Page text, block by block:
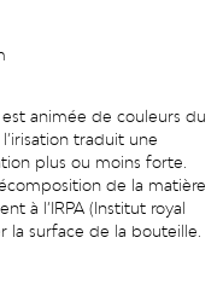
animée de couleurs du
traduit une
plus ou moins forte.
de la matière
à l’IRPA (Institut royal
la surface de la bouteille.